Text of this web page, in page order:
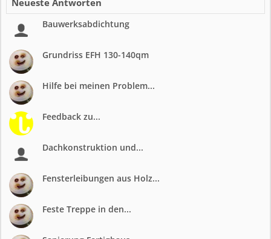
Neueste Antworten
Bauwerksabdichtung
Grundriss EFH 130-140qm
Hilfe bei meinen Problem...
Feedback zu...
Dachkonstruktion und...
Fensterleibungen aus Holz...
Feste Treppe in den...